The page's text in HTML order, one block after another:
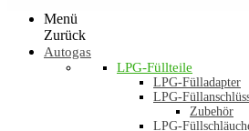
Menü
Zurück
Autogas
LPG-Füllteile
LPG-Fülladapter
LPG-
Zubehör
LPG-